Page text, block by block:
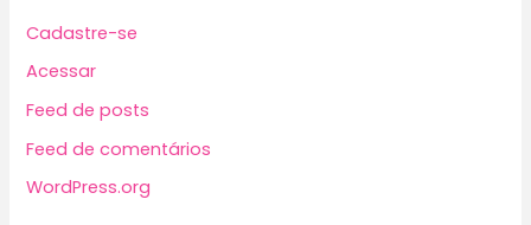
Cadastre-se
Acessar
Feed de posts
Feed de comentários
WordPress.org